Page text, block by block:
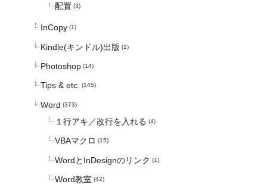
配置 (3)
InCopy (1)
Kindle(キンドル)出版 (1)
Photoshop (14)
Tips & etc. (145)
Word (373)
１行アキ／改行を入れる (4)
VBAマクロ (15)
WordとInDesignのリンク (1)
Word教室 (42)